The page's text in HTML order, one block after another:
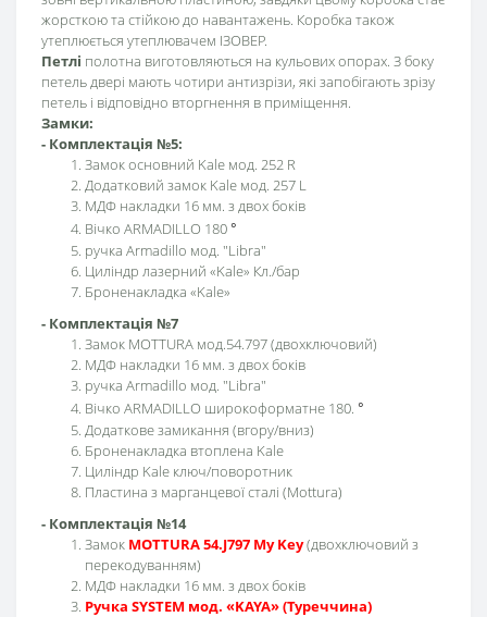
жорсткою та стійкою до навантажень. Коробка також
утеплюється утеплювачем ІЗОВЕР.
Петлі полотна виготовляються на кульових опорах. З боку
петель двері мають чотири антизрізи, які запобігають зрізу
петель і відповідно вторгнення в приміщення.
Замки:
- Комплектація №5:
Замок основний Kale мод. 252 R
Додатковий замок Kale мод. 257 L
МДФ накладки 16 мм. з двох боків
Вічко ARMADILLO 180 °
ручка Armadillo мод. "Libra"
Циліндр лазерний «Kale» Кл./бар
Броненакладка «Kale»
- Комплектація №7
Замок MOTTURA мод.54.797 (двохключовий)
МДФ накладки 16 мм. з двох боків
ручка Armadillo мод. "Libra"
Вічко ARMADILLO широкоформатне 180. °
Додаткове замикання (вгору/вниз)
Броненакладка втоплена Kale
Циліндр Kale ключ/поворотник
Пластина з марганцевої сталі (Mottura)
- Комплектація №14
Замок MOTTURA 54.J797 My Key(двохключовий з
перекодуванням)
МДФ накладки 16 мм. з двох боків
Ручка SYSTEM мод. «KAYA» (Туреччина)